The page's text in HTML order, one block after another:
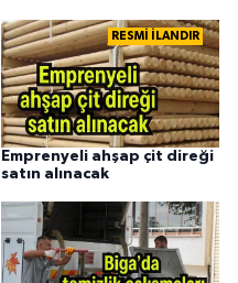
RESMİ İLANDIR
Emprenyeli ahşap çit direği
satın alınacak